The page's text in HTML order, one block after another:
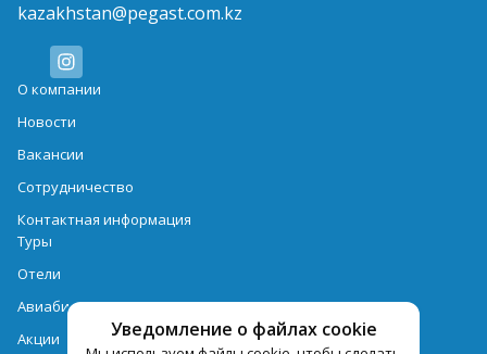
Уведомление о файлах cookie
kazakhstan@pegast.com.kz
О компании
Новости
Вакансии
Сотрудничество
Контактная информация
Туры
Отели
Авиабилеты
Акции